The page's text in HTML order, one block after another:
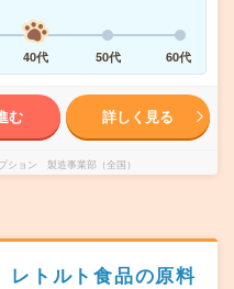
40代 50代 60代
む 詳しく見る
ション 製造事業部（全国）
レトルト食品の原料